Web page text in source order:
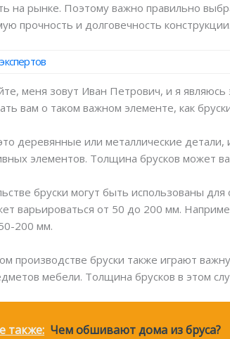
на рынке. Поэтому важно правильно
прочность и долговечность конструкции.
меня зовут Иван Петрович, и я
вам о таком важном элементе, как
деревянные или металлические детали,
элементов. Толщина брусков может
бруски могут быть использованы
варьироваться от 50 до 200 мм.
200 мм.
производстве бруски также играют
мебели. Толщина брусков в этом
также: Чем обшивают дома из бруса?